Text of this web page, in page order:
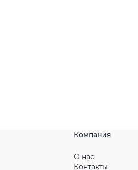
Компания
О нас
Контакты